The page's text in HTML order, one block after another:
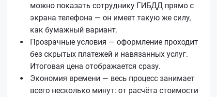
можно показать сотруднику ГИБДД прямо с
экрана телефона — он имеет такую же силу,
как бумажный вариант.
Прозрачные условия — оформление проходит
без скрытых платежей и навязанных услуг.
Итоговая цена отображается сразу.
Экономия времени — весь процесс занимает
всего несколько минут: от расчёта стоимости